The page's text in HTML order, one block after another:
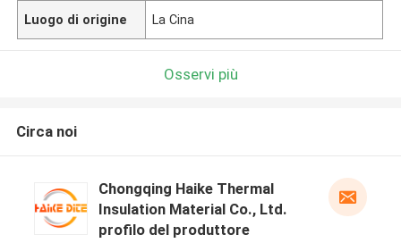
Luogo di origine La Cina
Osservi più
Circa noi
Chongqing Haike Thermal
Insulation Material Co., Ltd.
profilo del produttore